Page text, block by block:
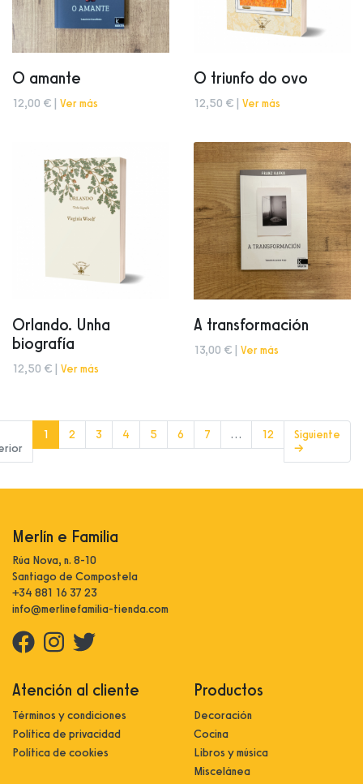
O amante
12,00 € | Ver más
O triunfo do ovo
12,50 € | Ver más
Orlando. Unha
biografía
12,50 € | Ver más
A transformación
13,00 € | Ver más
1 (current)
2 3 4 5 6 7 … 12
Siguiente
→
Merlín e Familia
Rúa Nova, n. 8-10
Santiago de Compostela
+34 881 16 37 23
info@merlinefamilia-tienda.com
Atención al cliente
Términos y condiciones
Política de privacidad
Política de cookies
Productos
Decoración
Cocina
Libros y música
Miscelánea